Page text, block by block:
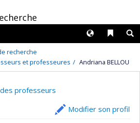
Liens
Langues
recherche
et professeures
Andriana BELLOU
professeurs
Modifier son profil